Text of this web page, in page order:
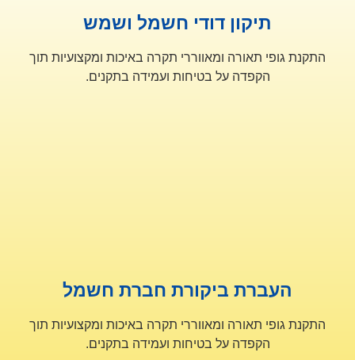
תיקון דודי חשמל ושמש
התקנת גופי תאורה ומאווררי תקרה באיכות ומקצועיות תוך
הקפדה על בטיחות ועמידה בתקנים.
העברת ביקורת חברת חשמל
התקנת גופי תאורה ומאווררי תקרה באיכות ומקצועיות תוך
הקפדה על בטיחות ועמידה בתקנים.